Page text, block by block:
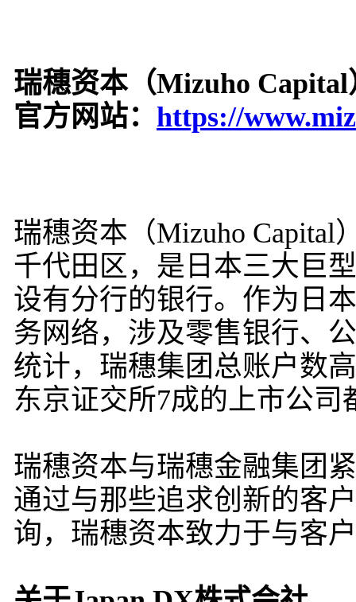
瑞穗资本（Mizuho
官方网站： https://
瑞穗资本（Mizuho Capital
千代田区，是日本三大巨
设有分行的银行。作为日
务网络，涉及零售银行、
统计，瑞穗集团总账户数
东京证交所7成的上市公司
瑞穗资本与瑞穗金融集团
通过与那些追求创新的客
询，瑞穗资本致力于与客